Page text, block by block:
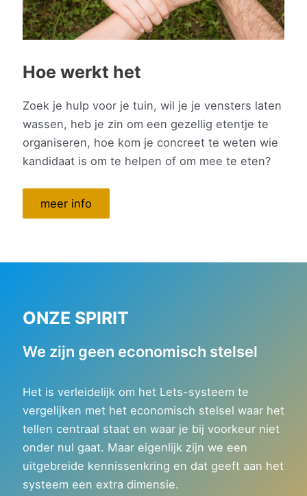
Hoe werkt het
Zoek je hulp voor je tuin, wil je je vensters laten
wassen, heb je zin om een gezellig etentje te
organiseren, hoe kom je concreet te weten wie
kandidaat is om te helpen of om mee te eten?
meer info
ONZE SPIRIT
We zijn geen economisch stelsel
Het is verleidelijk om het Lets-systeem te
vergelijken met het economisch stelsel waar het
tellen centraal staat en waar je bij voorkeur niet
onder nul gaat. Maar eigenlijk zijn we een
uitgebreide kennissenkring en dat geeft aan het
systeem een extra dimensie.